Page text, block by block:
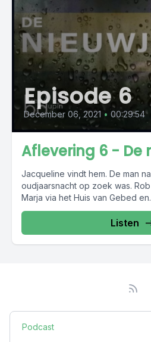
Episode 6
December 06, 2021 • 00:29:54
Aflevering 6 - De
Jacqueline vindt hem. De man
oudjaarsnacht op zoek was.
Marja via het Huis van Gebed
Listen
Podcast